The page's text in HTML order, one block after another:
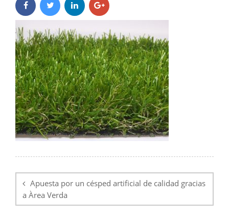
de
entradas
Apuesta por un césped artificial de calidad gracias
a Àrea Verda